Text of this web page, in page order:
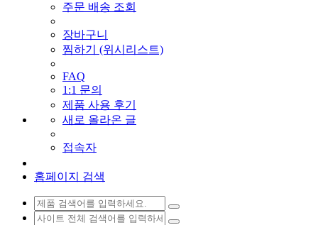
주문 배송 조회
장바구니
찜하기 (위시리스트)
FAQ
1:1 문의
제품 사용 후기
새로 올라온 글
접속자
홈페이지 검색